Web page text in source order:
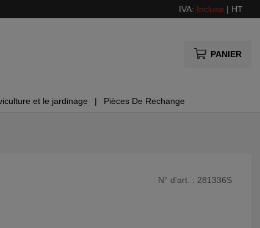
IVA: Incluse | HT
PANIER
et le jardinage Pièces De Rechange
N° d'art. : 281336S